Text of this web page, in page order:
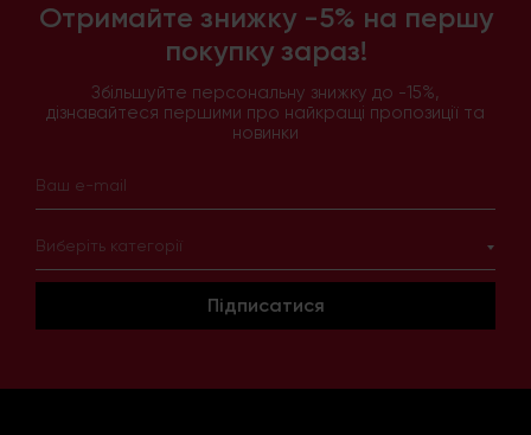
Отримайте знижку -5% на першу
покупку зараз!
Збільшуйте персональну знижку до -15%,
дізнавайтеся першими про найкращі пропозиції та
новинки
Виберіть категорії
Підписатися